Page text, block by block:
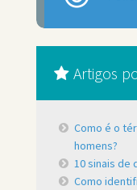
Artigos
Como é o
homens?
10 sinais de
Como